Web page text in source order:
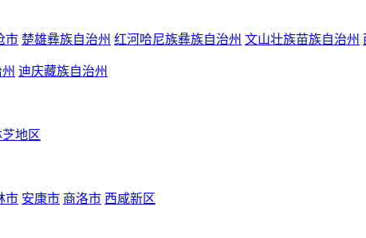
市 楚雄彝族自治州 红河哈尼族彝族自治州 文山壮族苗族自治州
迪庆藏族自治州
地区
市 安康市 商洛市 西咸新区